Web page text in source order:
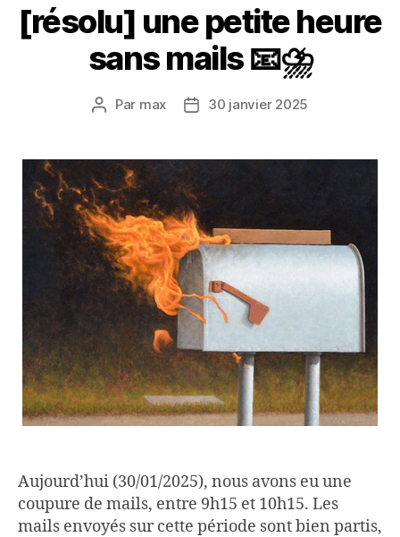
[résolu] une petite heure
sans mails 📧⛈️
Auteur
Par max
Date30 janvier 2025
Aujourd’hui (30/01/2025), nous avons eu une
coupure de mails, entre 9h15 et 10h15. Les
mails envoyés sur cette période sont bien partis,